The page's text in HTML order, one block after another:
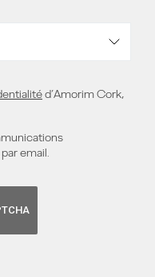
d’Amorim Cork,
email.